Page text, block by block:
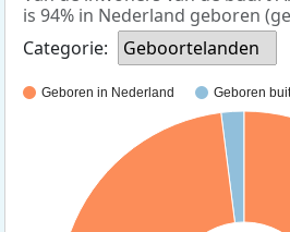
is 94% in Nederland geboren
Categorie:
Geboortelanden
Geboren in Nederland Geboren